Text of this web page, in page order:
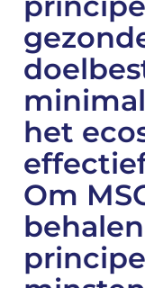
het
Om